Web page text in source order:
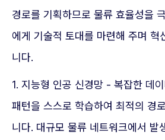
경로를 기획하므로 물류 효율성을
에게 기술적 토대를 마련해 주며 혁
니다.
1. 지능형 인공 신경망 - 복잡한 데
패턴을 스스로 학습하여 최적의 경
니다. 대규모 물류 네트워크에서 발